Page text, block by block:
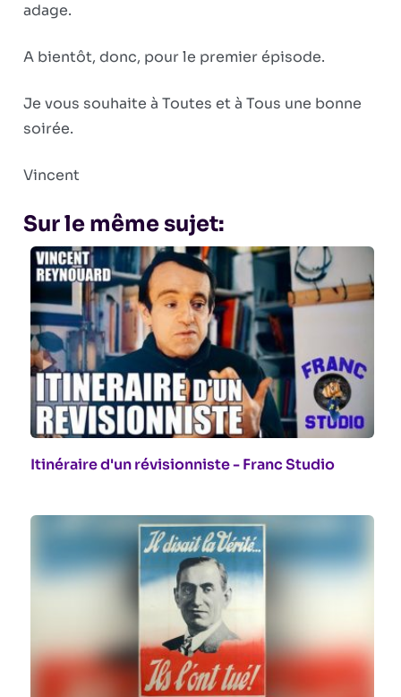
adage.
A bientôt, donc, pour le premier épisode.
Je vous souhaite à Toutes et à Tous une bonne
soirée.
Vincent
Sur le même sujet:
Itinéraire d'un révisionniste - Franc Studio